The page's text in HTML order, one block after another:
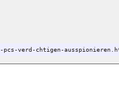
verd-chtigen-